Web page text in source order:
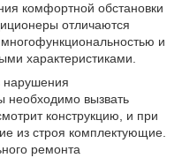
комфортной обстановки
отличаются
и
характеристиками.
нарушения
необходимо вызвать
конструкцию, и при
из строя комплектующие.
ремонта